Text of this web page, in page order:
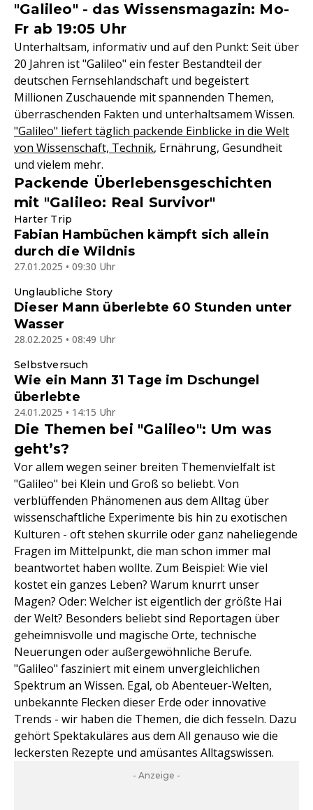
"Galileo" - das Wissensmagazin: Mo-
Fr ab 19:05 Uhr
Unterhaltsam, informativ und auf den Punkt: Seit über
20 Jahren ist "Galileo" ein fester Bestandteil der
deutschen Fernsehlandschaft und begeistert
Millionen Zuschauende mit spannenden Themen,
überraschenden Fakten und unterhaltsamem Wissen.
"Galileo" liefert täglich packende Einblicke in die Welt
von Wissenschaft, Technik, Ernährung, Gesundheit
und vielem mehr.
Packende Überlebensgeschichten
mit "Galileo: Real Survivor"
Harter Trip
Fabian Hambüchen kämpft sich allein
durch die Wildnis
27.01.2025 • 09:30 Uhr
Unglaubliche Story
Dieser Mann überlebte 60 Stunden unter
Wasser
28.02.2025 • 08:49 Uhr
Selbstversuch
Wie ein Mann 31 Tage im Dschungel
überlebte
24.01.2025 • 14:15 Uhr
Die Themen bei "Galileo": Um was
geht’s?
Vor allem wegen seiner breiten Themenvielfalt ist
"Galileo" bei Klein und Groß so beliebt. Von
verblüffenden Phänomenen aus dem Alltag über
wissenschaftliche Experimente bis hin zu exotischen
Kulturen - oft stehen skurrile oder ganz naheliegende
Fragen im Mittelpunkt, die man schon immer mal
beantwortet haben wollte. Zum Beispiel: Wie viel
kostet ein ganzes Leben? Warum knurrt unser
Magen? Oder: Welcher ist eigentlich der größte Hai
der Welt? Besonders beliebt sind Reportagen über
geheimnisvolle und magische Orte, technische
Neuerungen oder außergewöhnliche Berufe.
"Galileo" fasziniert mit einem unvergleichlichen
Spektrum an Wissen. Egal, ob Abenteuer-Welten,
unbekannte Flecken dieser Erde oder innovative
Trends - wir haben die Themen, die dich fesseln. Dazu
gehört Spektakuläres aus dem All genauso wie die
leckersten Rezepte und amüsantes Alltagswissen.
- Anzeige -